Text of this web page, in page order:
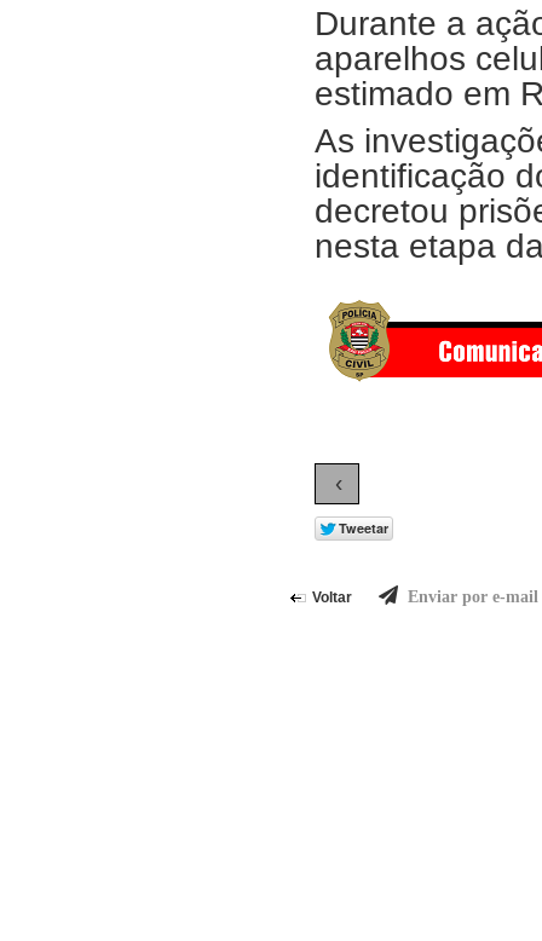
Durante a
aparelhos
estimado em
As
identificação
decretou
nesta etapa
‹
Voltar Enviar por e-mail